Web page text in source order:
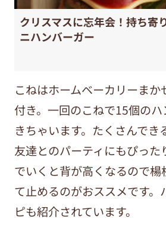
クリスマスに忘年会！持ち寄
ニハンバーガー
こねはホームベーカリーま
付き。一回のこねで15個の
きちゃいます。たくさんでき
友達とのパーティにもぴった
でいくと背が高くなるので楊
て止めるのがおススメです。
ピも紹介されています。